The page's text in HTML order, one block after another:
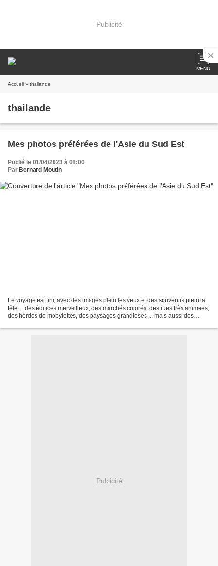
Publicité
MENU
Accueil » thailande
thailande
Mes photos préférées de l'Asie du Sud Est
Publié le 01/04/2023 à 08:00
Par Bernard Moutin
Le voyage est fini, avec des images plein les yeux et des souvenirs plein la
tête ... des édifices merveilleux, des marchés colorés, des rues très animées,
des hordes de mobylettes, des paysages grandioses ... mais aussi des
Publicité